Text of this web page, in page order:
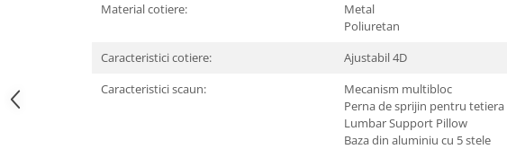
Surse
Material cotiere:
Metal
Poliuretan
Caracteristici cotiere:
Ajustabil 4D
Caracteristici scaun:
Mecanism multibloc
Perna de sprijin pentru tetiera
Lumbar Support Pillow
Baza din aluminiu cu 5 stele